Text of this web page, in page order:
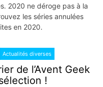
2020 ne déroge pas à la
les séries annulées
en 2020.
Actualités diverses
de l’Avent Geek
!